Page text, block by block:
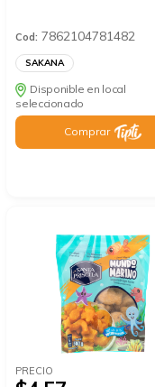
Cod: 7862104781482
SAKANA
Disponible en local
seleccionado
Comprar
PRECIO